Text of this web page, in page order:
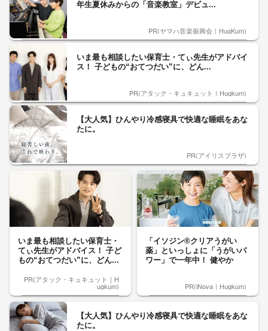
年生夏休みからの「音楽教室」デビュ...
PR(ヤマハ音楽振興会｜HugKum)
いま最も相談したい保育士・てぃ先生がアドバイ
ス！ 子どもの“おてつだい”に、どん...
PR(アタック・キュキュット｜Hugkum)
【大人気】ひんやり冷感寝具で快適な睡眠をあな
たに。
PR(アイリスプラザ)
いま最も相談したい保育士・
てぃ先生がアドバイス！ 子ど
もの“おてつだい”に、どん...
PR(アタック・キュキュット｜H
ugkum)
「イソジン®クリアうがい
薬」といっしょに「うがいパ
ワー」で一年中！ 健やか
PR(iNova｜Hugkum)
【大人気】ひんやり冷感寝具で快適な睡眠をあな
たに。